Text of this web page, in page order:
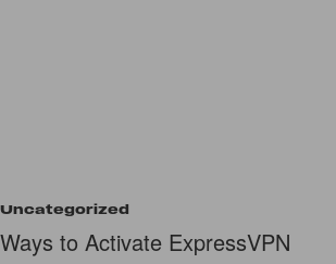
Uncategorized
Ways to Activate ExpressVPN